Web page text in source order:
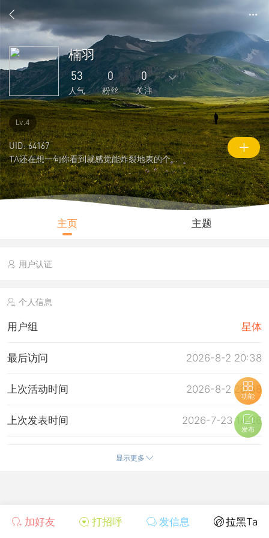
加好友 打招呼 发信息 拉黑Ta
楠羽
53
人气
0
粉丝
0
关注
0
主题
90
回复
1
好友
0
粉丝
0
关注
0
说说
53
人气
1148
积分
Lv.4
UID: 64167
TA还在想一句你看到就感觉能炸裂地表的个性签名
主页 主题
用户认证
个人信息
用户组 星体
2026-8-2 20:38
最后访问
2026-8-2 20:38
上次活动时间
2026-7-23 14:26
上次发表时间
显示更多
功能
发布